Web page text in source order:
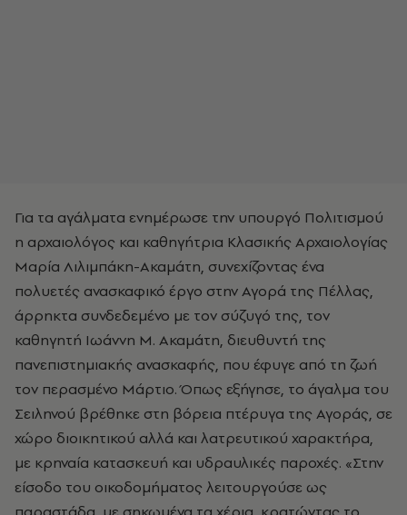
Για τα αγάλματα ενημέρωσε την υπουργό Πολιτισμού
η αρχαιολόγος και καθηγήτρια Κλασικής Αρχαιολογίας
Μαρία Λιλιμπάκη-Ακαμάτη, συνεχίζοντας ένα
πολυετές ανασκαφικό έργο στην Αγορά της Πέλλας,
άρρηκτα συνδεδεμένο με τον σύζυγό της, τον
καθηγητή Ιωάννη Μ. Ακαμάτη, διευθυντή της
πανεπιστημιακής ανασκαφής, που έφυγε από τη ζωή
τον περασμένο Μάρτιο. Όπως εξήγησε, το άγαλμα του
Σειληνού βρέθηκε στη βόρεια πτέρυγα της Αγοράς, σε
χώρο διοικητικού αλλά και λατρευτικού χαρακτήρα,
με κρηναία κατασκευή και υδραυλικές παροχές. «Στην
είσοδο του οικοδομήματος λειτουργούσε ως